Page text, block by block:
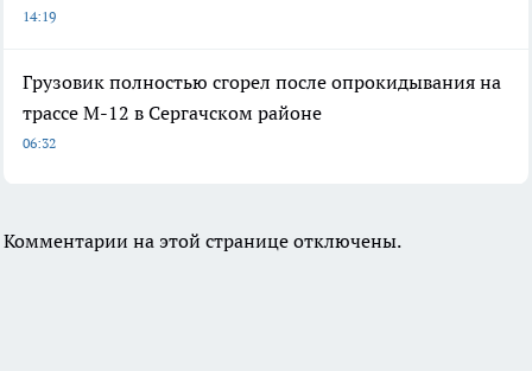
14:19
Грузовик полностью сгорел после опрокидывания на
трассе М-12 в Сергачском районе
06:32
Комментарии на этой странице отключены.